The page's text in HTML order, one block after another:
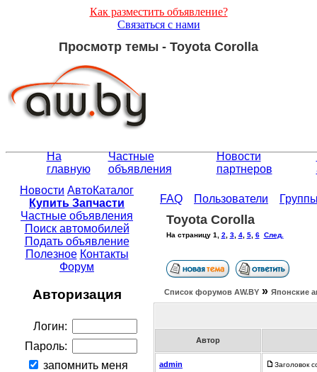
Как разместить объявление?
Связаться с нами
Просмотр темы - Toyota Corolla
На
главную
Частные
объявления
Новости
партнеров
Новости АвтоКаталог
Купить Запчасти
Частные объявления
Поиск автомобилей
Подать объявление
Полезное Контакты
Форум
Авторизация
Логин:
Пароль:
запомнить меня
FAQ Пользователи
Toyota Corolla
На страницу 1 2 3, 4, 5, 6 След.
Список форумов АW.BY » Японские
Автор
admin
Заголовок